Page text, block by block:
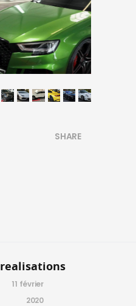
SHARE
realisations
11 février
2020